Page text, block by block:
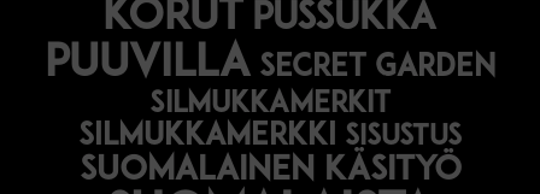
korut pussukka
puuvilla secret garden
silmukkamerkit
silmukkamerkki sisustus
suomalainen käsityö